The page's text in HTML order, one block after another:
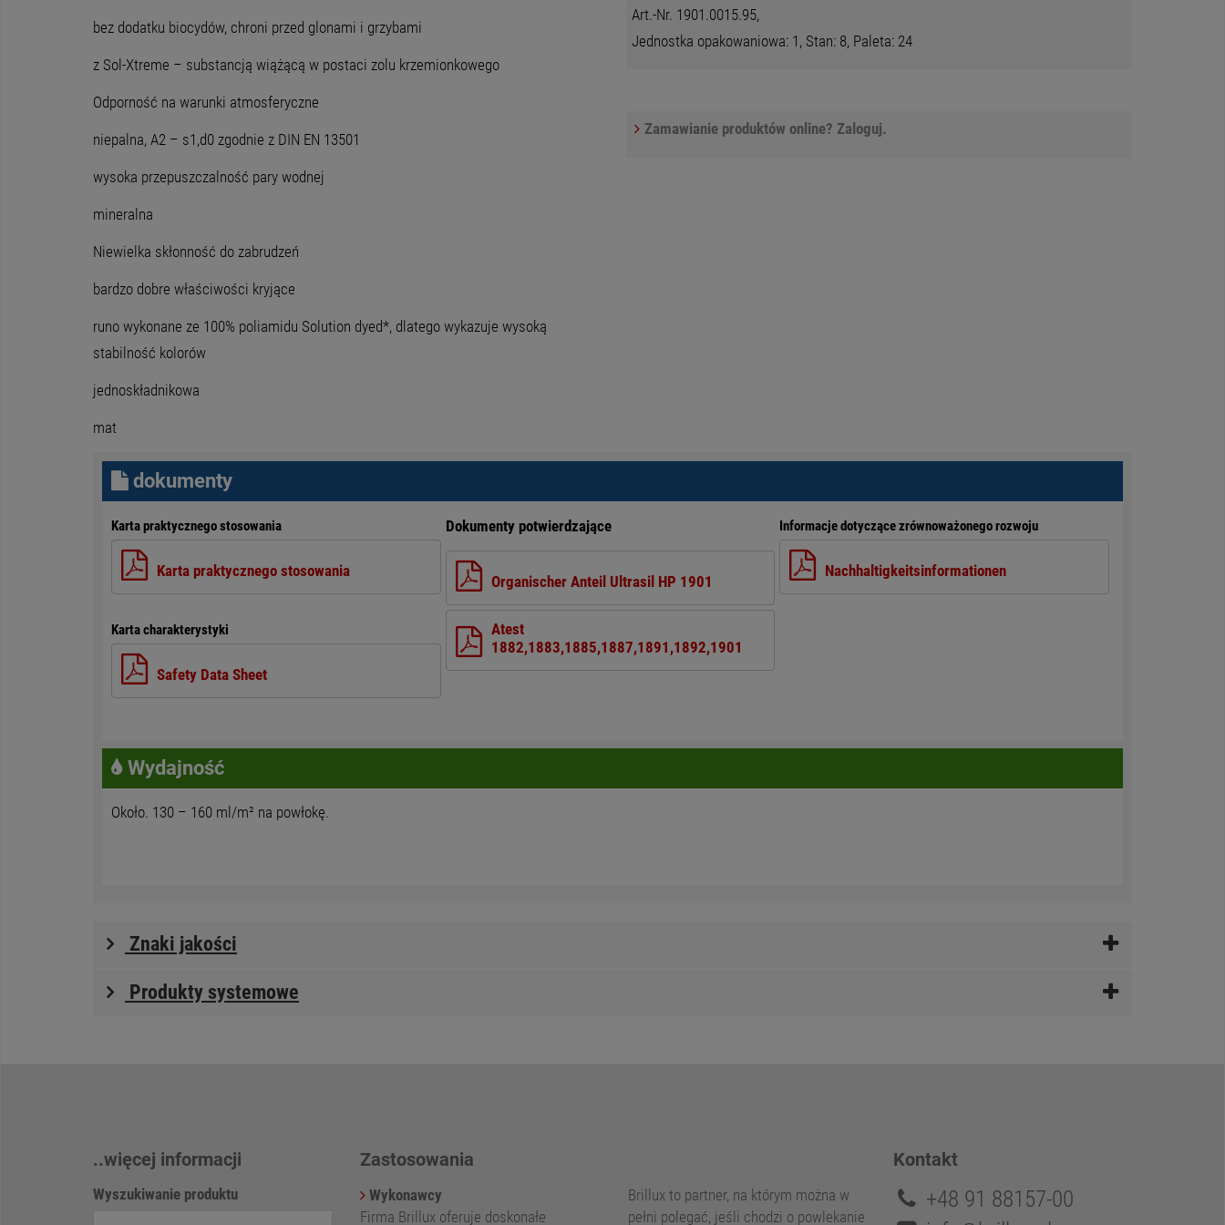
bez dodatku biocydów, chroni przed glonami i grzybami
z Sol-Xtreme – substancją wiążącą w postaci zolu krzemionkowego
Odporność na warunki atmosferyczne
niepalna, A2 – s1,d0 zgodnie z DIN EN 13501
wysoka przepuszczalność pary wodnej
mineralna
Niewielka skłonność do zabrudzeń
bardzo dobre właściwości kryjące
runo wykonane ze 100% poliamidu Solution dyed*, dlatego wykazuje wysoką
stabilność kolorów
jednoskładnikowa
mat
Art.-Nr. 1901.0015.95,
Jednostka opakowaniowa: 1, Stan: 8, Paleta: 24
Zamawianie produktów online? Zaloguj.
dokumenty
Karta praktycznego stosowania
Karta praktycznego stosowania
Karta charakterystyki
Safety Data Sheet
Dokumenty potwierdzające
Organischer Anteil Ultrasil HP 1901
Atest
1882,1883,1885,1887,1891,1892,1901
Informacje dotyczące zrównoważonego rozwoju
Nachhaltigkeitsinformationen
Wydajność
Około. 130 – 160 ml/m² na powłokę.
Znaki jakości
Produkty systemowe
..więcej informacji
Wyszukiwanie produktu
Zastosowania
Wykonawcy
Firma Brillux oferuje doskonałe
Brillux to partner, na którym można w
pełni polegać, jeśli chodzi o powlekanie
Kontakt
+48 91 88157-00